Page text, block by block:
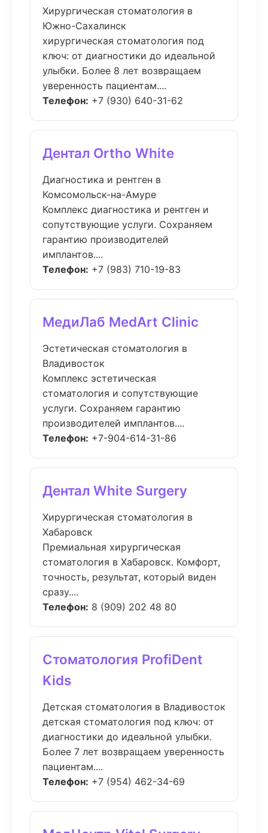
Хирургическая стоматология в
Южно-Сахалинск
хирургическая стоматология под
ключ: от диагностики до идеальной
улыбки. Более 8 лет возвращаем
уверенность пациентам....
Телефон: +7 (930) 640-31-62
Дентал Ortho White
Диагностика и рентген в
Комсомольск-на-Амуре
Комплекс диагностика и рентген и
сопутствующие услуги. Сохраняем
гарантию производителей
имплантов....
Телефон: +7 (983) 710-19-83
МедиЛаб MedArt Clinic
Эстетическая стоматология в
Владивосток
Комплекс эстетическая
стоматология и сопутствующие
услуги. Сохраняем гарантию
производителей имплантов....
Телефон: +7-904-614-31-86
Дентал White Surgery
Хирургическая стоматология в
Хабаровск
Премиальная хирургическая
стоматология в Хабаровск. Комфорт,
точность, результат, который виден
сразу....
Телефон: 8 (909) 202 48 80
Стоматология ProfiDent
Kids
Детская стоматология в Владивосток
детская стоматология под ключ: от
диагностики до идеальной улыбки.
Более 7 лет возвращаем уверенность
пациентам....
Телефон: +7 (954) 462-34-69